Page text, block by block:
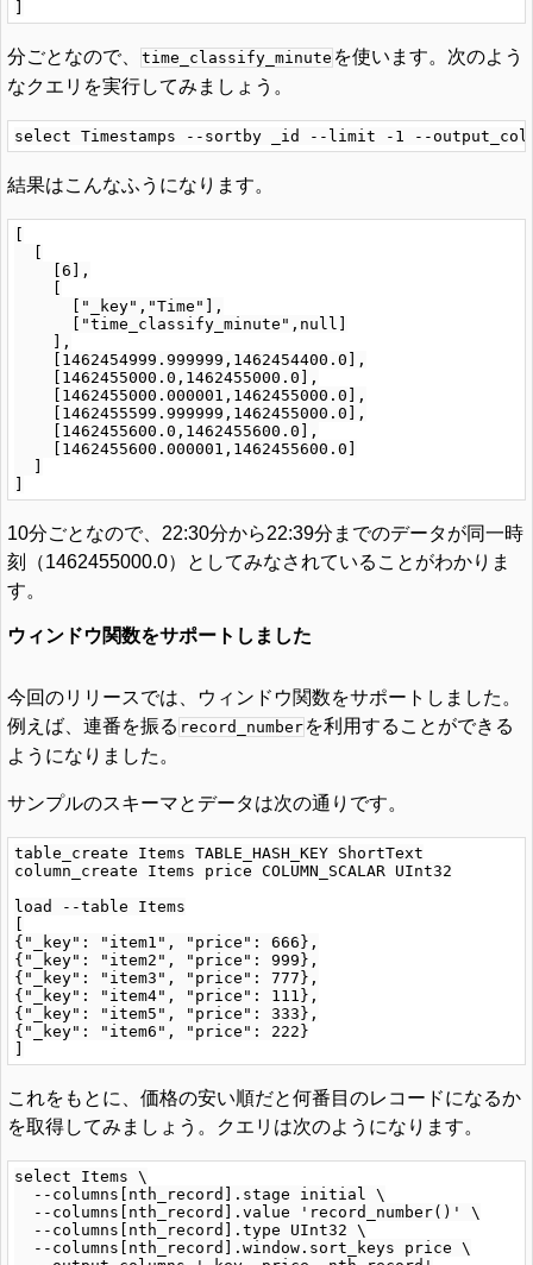
分ごとなので、 time_classify_minute を使います。次のよう
なクエリを実行してみましょう。
結果はこんなふうになります。
[
  [
    [6],
    [
      ["_key","Time"],
      ["time_classify_minute",null]
    ],
    [1462454999.999999,1462454400.0],
    [1462455000.0,1462455000.0],
    [1462455000.000001,1462455000.0],
    [1462455599.999999,1462455000.0],
    [1462455600.0,1462455600.0],
    [1462455600.000001,1462455600.0]
  ]
10分ごとなので、22:30分から22:39分までのデータが同一時
刻（1462455000.0）としてみなされていることがわかりま
す。
ウィンドウ関数をサポートしました
今回のリリースでは、ウィンドウ関数をサポートしました。
例えば、連番を振る record_number を利用することができる
ようになりました。
サンプルのスキーマとデータは次の通りです。
table_create Items TABLE_HASH_KEY ShortText
column_create Items price COLUMN_SCALAR UInt32
load --table Items
[
{"_key": "item1", "price": 666},
{"_key": "item2", "price": 999},
{"_key": "item3", "price": 777},
{"_key": "item4", "price": 111},
{"_key": "item5", "price": 333},
{"_key": "item6", "price": 222}
これをもとに、価格の安い順だと何番目のレコードになるか
を取得してみましょう。クエリは次のようになります。
select Items \
  --columns[nth_record].stage initial \
  --columns[nth_record].value 'record_number()' \
  --columns[nth_record].type UInt32 \
  --columns[nth_record].window.sort_keys price \